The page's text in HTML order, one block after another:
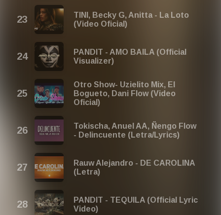
TINI, Becky G, Anitta - La Loto
(Video Oficial)
PANDIT - AMO BAILA (Official
Visualizer)
Otro Show- Uzielito Mix, El
Bogueto, Dani Flow (Video
Oficial)
Tokischa, Anuel AA, Ñengo Flow
- Delincuente (Letra/Lyrics)
Rauw Alejandro - DE CAROLINA
(Letra)
PANDIT - TEQUILA (Official Lyric
Video)